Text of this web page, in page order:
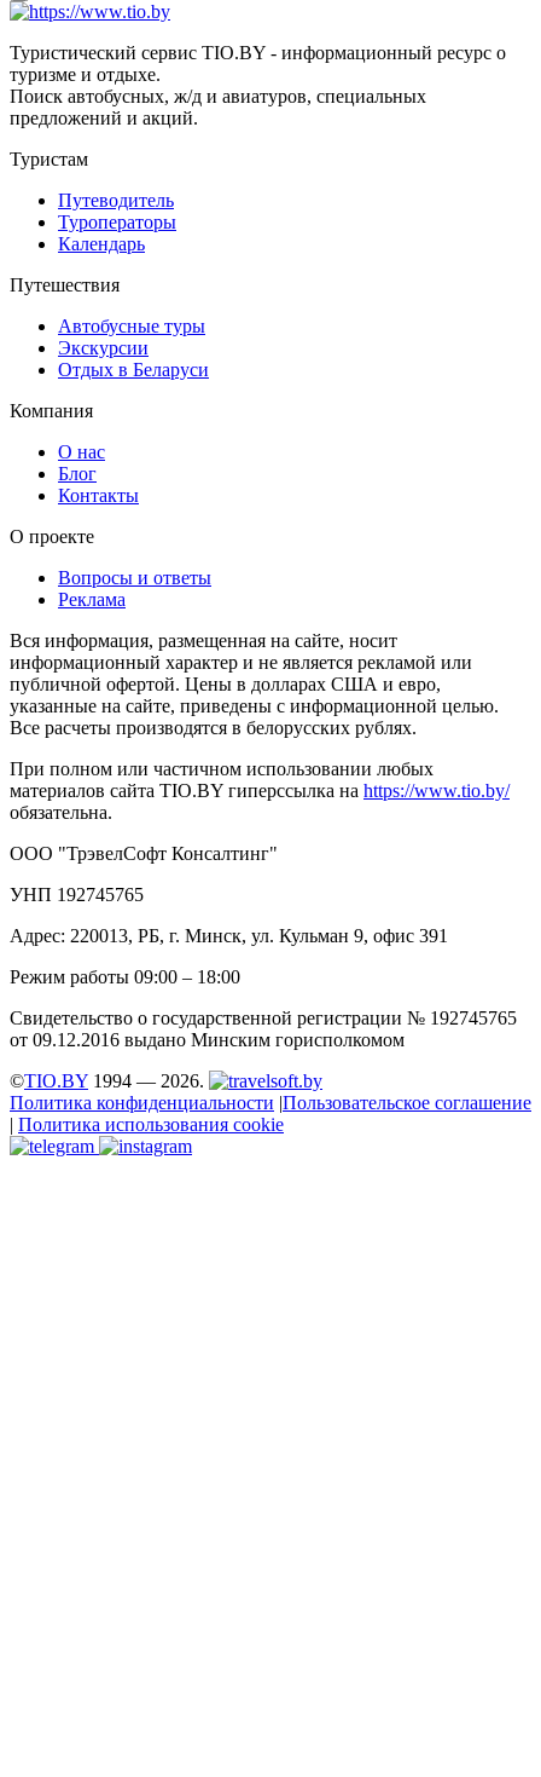
Туристический сервис TIO.BY - информационный ресурс о
туризме и отдыхе.
Поиск автобусных, ж/д и авиатуров, специальных
предложений и акций.
Туристам
Путеводитель
Туроператоры
Календарь
Путешествия
Автобусные туры
Экскурсии
Отдых в Беларуси
Компания
О нас
Блог
Контакты
О проекте
Вопросы и ответы
Реклама
Вся информация, размещенная на сайте, носит
информационный характер и не является рекламой или
публичной офертой. Цены в долларах США и евро,
указанные на сайте, приведены с информационной целью.
Все расчеты производятся в белорусских рублях.
При полном или частичном использовании любых
материалов сайта TIO.BY гиперссылка на https://www.tio.by/
обязательна.
ООО "ТрэвелСофт Консалтинг"
УНП 192745765
Адрес: 220013, РБ, г. Минск, ул. Кульман 9, офис 391
Режим работы 09:00 – 18:00
Свидетельство о государственной регистрации № 192745765
от 09.12.2016 выдано Минским горисполкомом
©TIO.BY 1994 — 2026.
Политика конфиденциальности |Пользовательское соглашение
| Политика использования cookie